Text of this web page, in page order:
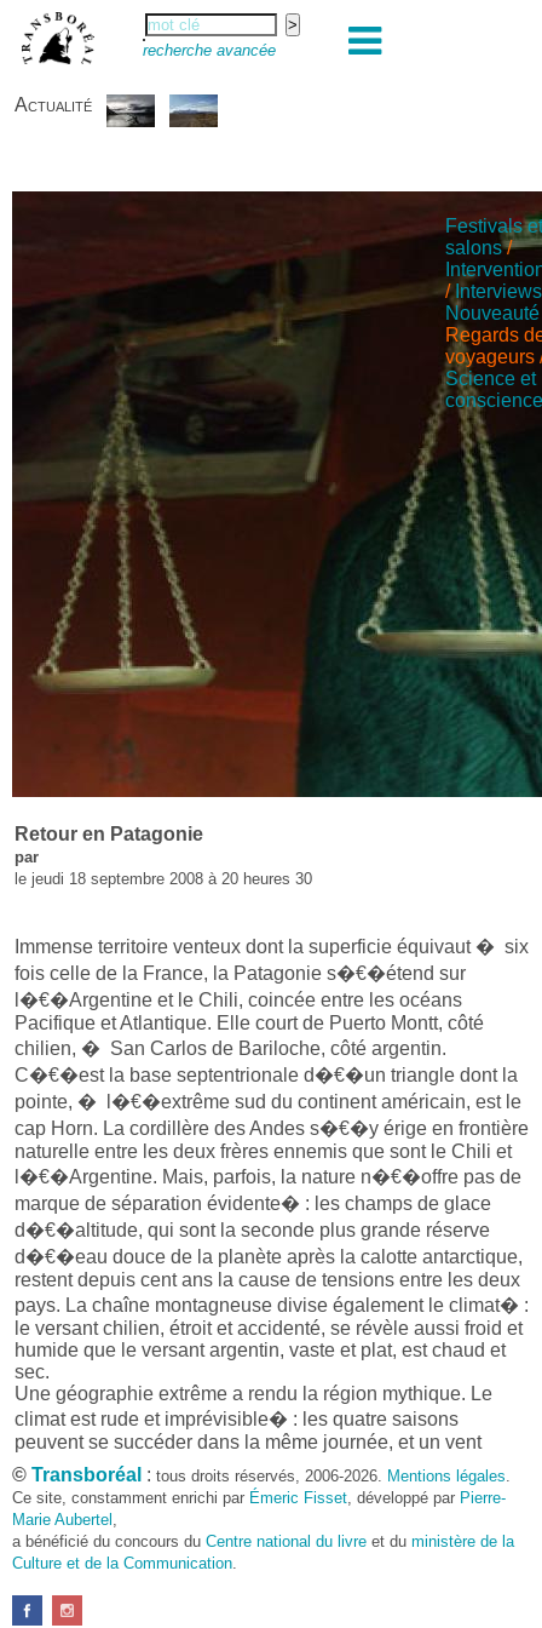
recherche avancée
Actualité
Festivals
salons /
/ Interviews
Nouveauté
Regards
voyageurs
Science et
Retour en Patagonie
par
le jeudi 18 septembre 2008 à 20 heures 30
Immense territoire venteux dont la superficie équivaut � six
fois celle de la France, la Patagonie s�€�étend sur
l�€�Argentine et le Chili, coincée entre les océans
Pacifique et Atlantique. Elle court de Puerto Montt, côté
chilien, � San Carlos de Bariloche, côté argentin.
C�€�est la base septentrionale d�€�un triangle dont la
pointe, � l�€�extrême sud du continent américain, est le
cap Horn. La cordillère des Andes s�€�y érige en frontière
naturelle entre les deux frères ennemis que sont le Chili et
l�€�Argentine. Mais, parfois, la nature n�€�offre pas de
marque de séparation évidente� : les champs de glace
d�€�altitude, qui sont la seconde plus grande réserve
d�€�eau douce de la planète après la calotte antarctique,
restent depuis cent ans la cause de tensions entre les deux
pays. La chaîne montagneuse divise également le climat� :
le versant chilien, étroit et accidenté, se révèle aussi froid et
humide que le versant argentin, vaste et plat, est chaud et
sec.
Une géographie extrême a rendu la région mythique. Le
climat est rude et imprévisible� : les quatre saisons
peuvent se succéder dans la même journée, et un vent
violent souffle en permanence. La densité de population est
très faible� : 70� % de la population chilienne vit dans
20� % du territoire, c�€�est-� -dire autour de la capitale,
Santiago. Les personnages associés aux grandes
découvertes maritimes �€“ Magellan pour le détroit, Beagle
pour le canal, Horn pour le cap) ou �
l�€�«� andinisme� » �€“ Fitz� Roy pour le massif
© Transboréal : tous droits réservés, 2006-2026. Mentions légales.
Ce site, constamment enrichi par Émeric Fisset, développé par Pierre-
Marie Aubertel ,
a bénéficié du concours du Centre national du livre et du ministère de la
Culture et de la Communication.